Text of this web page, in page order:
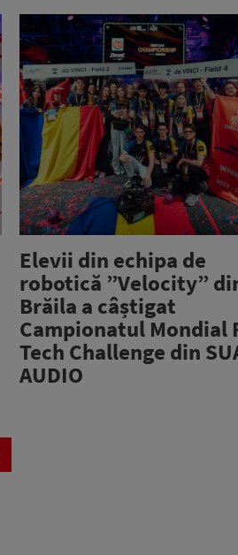
Elevii din echipa de
robotică ”Velocity”
Brăila a câștigat
Campionatul Mondial
Tech Challenge din
AUDIO